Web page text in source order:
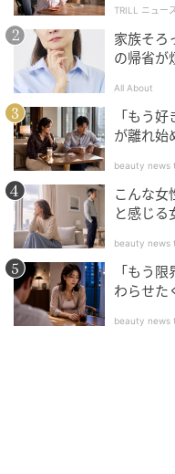
TRILL ニュース
家族そろ
の帰省が
All About
「もう
が離れ始
beauty news
こんな女
と感じる
beauty news
「もう
わらせた
beauty news